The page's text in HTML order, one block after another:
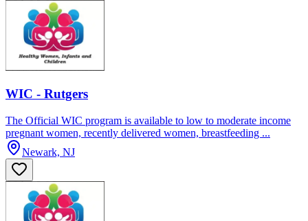
WIC - Rutgers
The Official WIC program is available to low to moderate income
pregnant women, recently delivered women, breastfeeding ...
Newark, NJ